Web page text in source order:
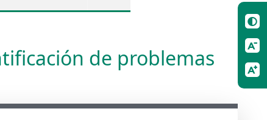
de problemas